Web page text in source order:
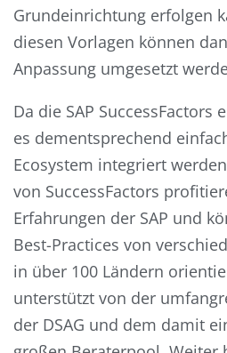
Grundeinrichtung erfolgen
diesen Vorlagen können
Anpassung umgesetzt
Da die SAP SuccessFactors
es dementsprechend
Ecosystem integriert
von SuccessFactors
Erfahrungen der SAP und
Best-Practices von
in über 100 Ländern
unterstützt von der
der DSAG und dem damit